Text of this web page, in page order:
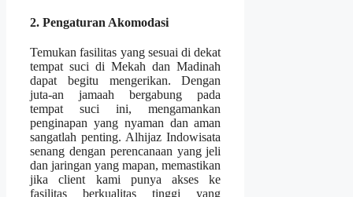
2. Pengaturan Akomodasi
Temukan fasilitas yang sesuai di dekat
tempat suci di Mekah dan Madinah
dapat begitu mengerikan. Dengan
juta-an jamaah bergabung pada
tempat suci ini, mengamankan
penginapan yang nyaman dan aman
sangatlah penting. Alhijaz Indowisata
senang dengan perencanaan yang jeli
dan jaringan yang mapan, memastikan
jika client kami punya akses ke
fasilitas berkualitas tinggi yang